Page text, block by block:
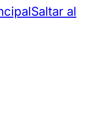
Saltar al